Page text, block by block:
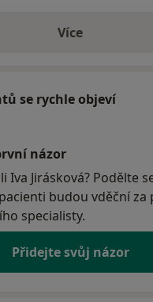
Víceo adrese
se rychle objeví
názor
Iva Jirásková? Podělte
budou vděční za
specialisty.
Přidejte svůj názor